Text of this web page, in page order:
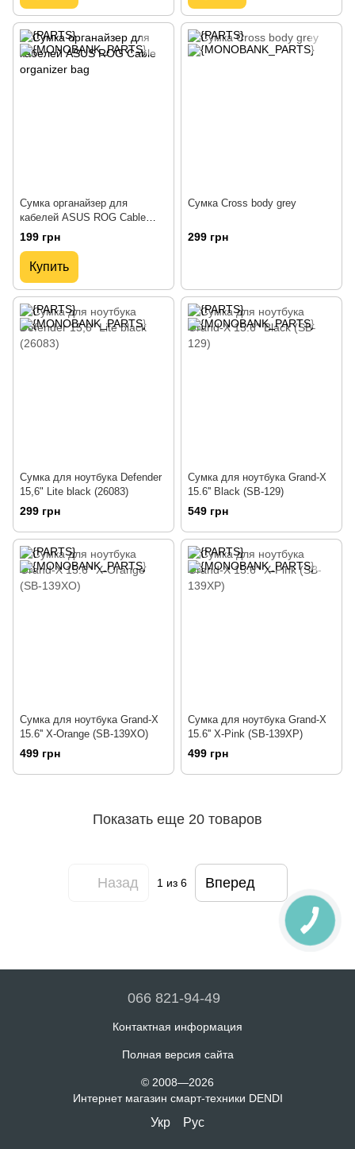
Сумка органайзер для
кабелей ASUS ROG Cable
organizer bag
199 грн
Купить
Сумка Cross body grey
299 грн
Сумка для ноутбука Defender
15,6" Lite black (26083)
299 грн
Сумка для ноутбука Grand-X
15.6'' Black (SB-129)
549 грн
Сумка для ноутбука Grand-X
15.6'' X-Orange (SB-139XO)
499 грн
Сумка для ноутбука Grand-X
15.6'' X-Pink (SB-139XP)
499 грн
Показать еще 20 товаров
Назад 1из 6 Вперед
066 821-94-49
Контактная информация
Полная версия сайта
© 2008—2026
Интернет магазин смарт-техники DENDI
Укр Рус